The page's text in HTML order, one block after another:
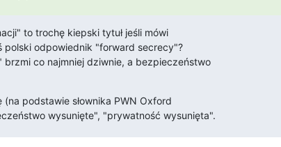
to trochę kiepski tytuł jeśli mówi
polski odpowiednik "forward secrecy"?
co najmniej dziwnie, a bezpieczeństwo
podstawie słownika PWN Oxford
wysunięte", "prywatność wysunięta".